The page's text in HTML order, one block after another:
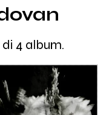
4 album.